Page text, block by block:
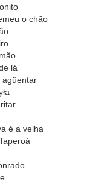
o chão
lá
agüentar
é a velha